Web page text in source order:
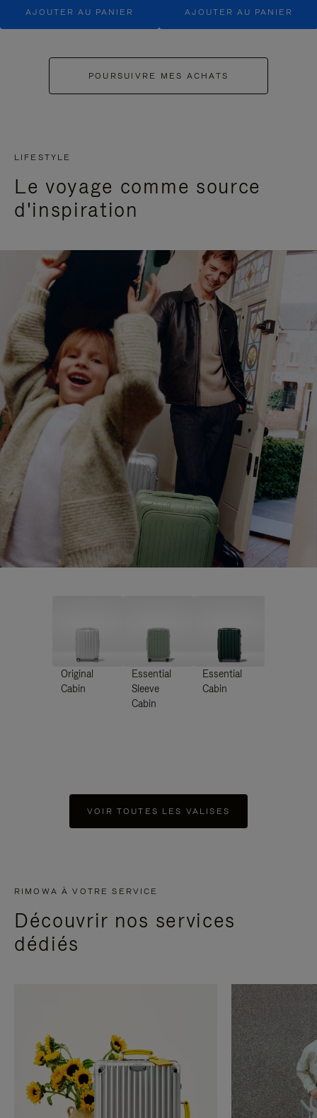
AJOUTER AU PANIER AJOUTER AU PANIER
POURSUIVRE MES ACHATS
LIFESTYLE
Le voyage comme source
d'inspiration
Original
Cabin
Essential
Sleeve
Cabin
Essential
Cabin
VOIR TOUTES LES VALISES
RIMOWA À VOTRE SERVICE
Découvrir nos services
dédiés